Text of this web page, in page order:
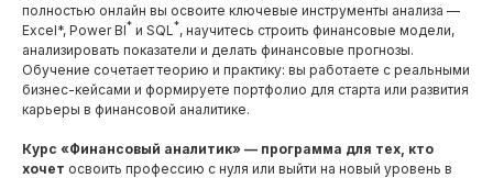
полностью онлайн вы освоите ключевые инструменты анализа —
Excel*, Power BI* и SQL*, научитесь строить финансовые модели,
анализировать показатели и делать финансовые прогнозы.
Обучение сочетает теорию и практику: вы работаете с реальными
бизнес-кейсами и формируете портфолио для старта или развития
карьеры в финансовой аналитике.
Курс «Финансовый аналитик» — программа для тех, кто
хочет освоить профессию с нуля или выйти на новый уровень в